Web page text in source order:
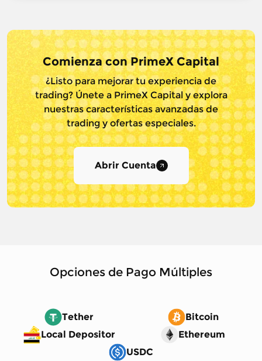
Comienza con PrimeX Capital
¿Listo para mejorar tu experiencia de
trading? Únete a PrimeX Capital yexplora
nuestras características avanzadas de
trading y ofertas especiales.
Abrir Cuenta
Opciones de Pago Múltiples
Tether
Bitcoin
Local Depositor
Ethereum
USDC